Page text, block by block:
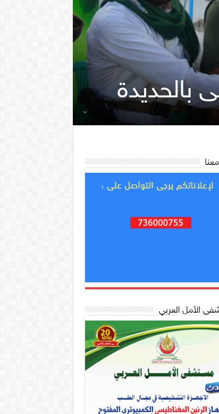
الأمل العربي